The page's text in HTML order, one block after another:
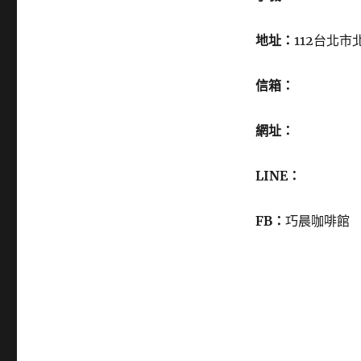
地址： 112台北市
信箱：
網址：
LINE：
FB： 巧晨咖啡館